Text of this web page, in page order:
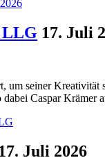
LLG 17. Juli
seiner Kreativität
Caspar Krämer
17. Juli 2026